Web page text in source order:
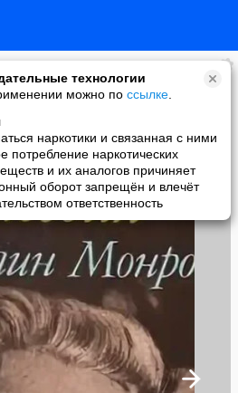
технологии
можно по ссылке
наркотики и связанная с ними
наркотических
и их аналогов причиняет
оборот запрещён и влечёт
ответственность
им.А.П.БОГОЛЮБОВА